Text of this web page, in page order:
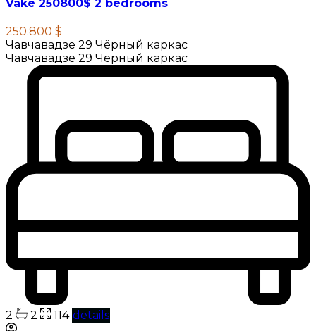
Vake 250800$ 2 bedrooms
250.800 $
Чавчавадзе 29 Чёрный каркас
Чавчавадзе 29 Чёрный каркас
2 2 114 details